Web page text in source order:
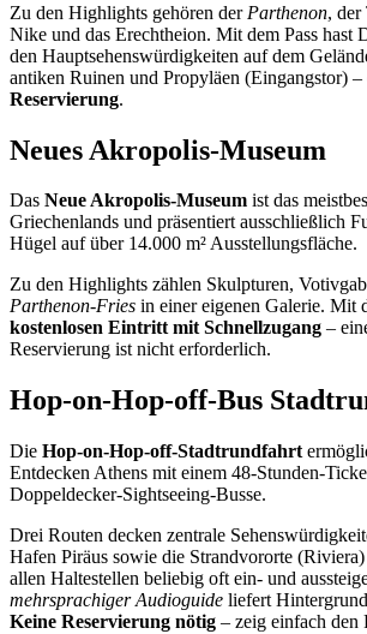
Zu den Highlights gehören der Parthenon, der
Nike und das Erechtheion. Mit dem Pass hast
den Hauptsehenswürdigkeiten auf dem
antiken Ruinen und Propyläen (Eingangstor) –
Reservierung.
Neues Akropolis-Museum
Das Neue Akropolis-Museum ist das
Griechenlands und präsentiert ausschließlich
Hügel auf über 14.000 m² Ausstellungsfläche.
Zu den Highlights zählen Skulpturen,
Parthenon-Fries in einer eigenen Galerie. Mit
kostenlosen Eintritt mit Schnellzugang –
Reservierung ist nicht erforderlich.
Hop-on-Hop-off-Bus
Die Hop-on-Hop-off-Stadtrundfahrt
Entdecken Athens mit einem 48-Stunden-
Doppeldecker-Sightseeing-Busse.
Drei Routen decken zentrale
Hafen Piräus sowie die Strandvororte
allen Haltestellen beliebig oft ein- und
mehrsprachiger Audioguide liefert
Keine Reservierung nötig – zeig einfach den